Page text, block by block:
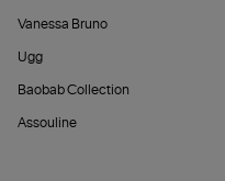
Vanessa Bruno
Ugg
Baobab Collection
Assouline